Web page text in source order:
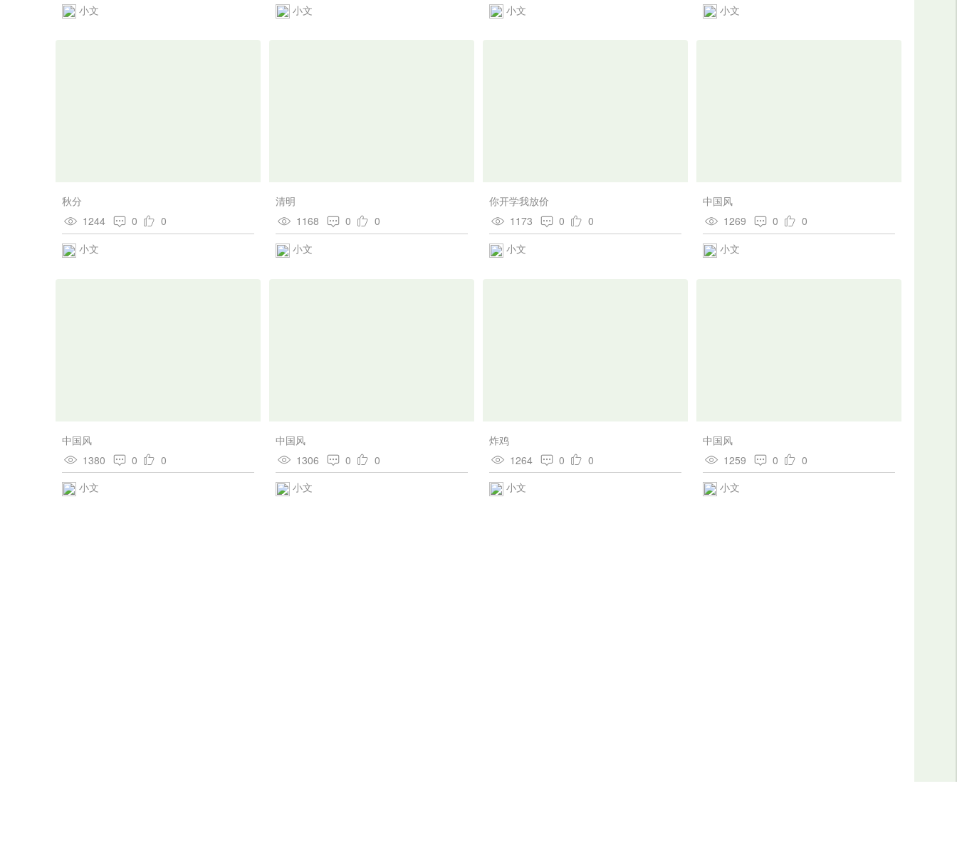
小文
小文
小文
小文
秋分
1244
0
0
小文
清明
1168
0
0
小文
你开学我放价
1173
0
0
小文
中国风
1269
0
0
小文
中国风
1380
0
0
小文
中国风
1306
0
0
小文
炸鸡
1264
0
0
小文
中国风
1259
0
0
小文